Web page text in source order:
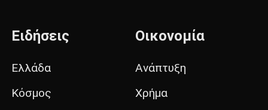
Ειδήσεις
Ελλάδα
Κόσμος
Οικονομία
Ανάπτυξη
Χρήμα